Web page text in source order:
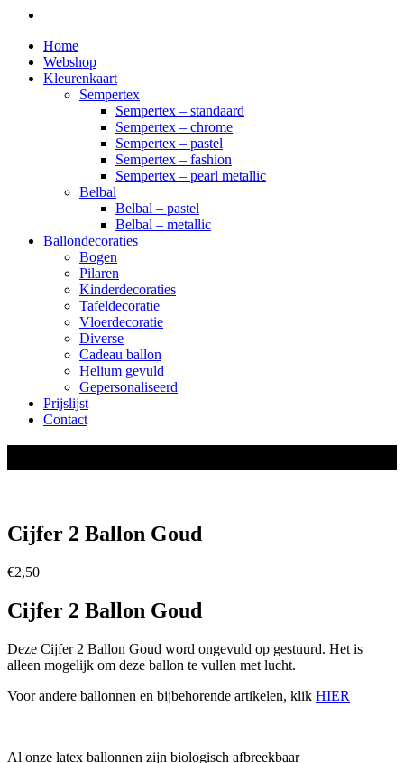
Home
Webshop
Kleurenkaart
Sempertex
Sempertex – standaard
Sempertex – chrome
Sempertex – pastel
Sempertex – fashion
Sempertex – pearl metallic
Belbal
Belbal – pastel
Belbal – metallic
Ballondecoraties
Bogen
Pilaren
Kinderdecoraties
Tafeldecoratie
Vloerdecoratie
Diverse
Cadeau ballon
Helium gevuld
Gepersonaliseerd
Prijslijst
Contact
Cijfer 2 Ballon Goud
€2,50
Cijfer 2 Ballon Goud
Deze Cijfer 2 Ballon Goud word ongevuld op gestuurd. Het is
alleen mogelijk om deze ballon te vullen met lucht.
Voor andere ballonnen en bijbehorende artikelen, klik HIER
Al onze latex ballonnen zijn biologisch afbreekbaar